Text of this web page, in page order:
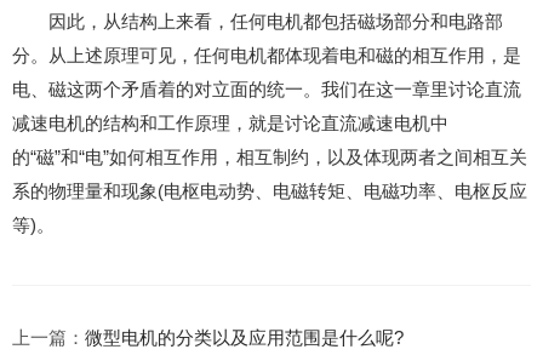
因此，从结构上来看，任何电机都包括磁场部分和电路部
分。从上述原理可见，任何电机都体现着电和磁的相互作用，是
电、磁这两个矛盾着的对立面的统一。我们在这一章里讨论直流
减速电机的结构和工作原理，就是讨论直流减速电机中
的“磁”和“电”如何相互作用，相互制约，以及体现两者之间相互关
系的物理量和现象(电枢电动势、电磁转矩、电磁功率、电枢反应
等)。
上一篇： 微型电机的分类以及应用范围是什么呢?